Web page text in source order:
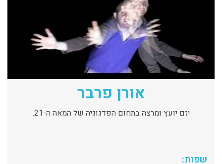
אורן פרבר
יזם יועץ ומרצה בתחום הפדגוגיה של המאה ה-21.
שפות: